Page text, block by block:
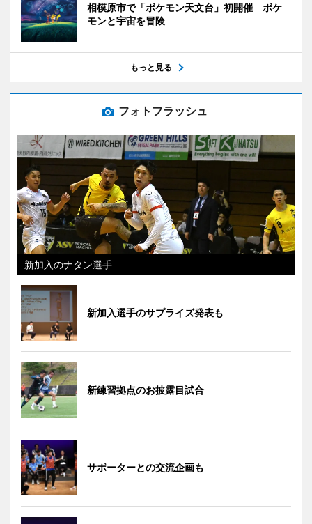
相模原市で「ポケモン天文台」初開催 ポケ
モンと宇宙を冒険
もっと見る
フォトフラッシュ
新加入のナタン選手
新加入選手のサプライズ発表も
新練習拠点のお披露目試合
サポーターとの交流企画も